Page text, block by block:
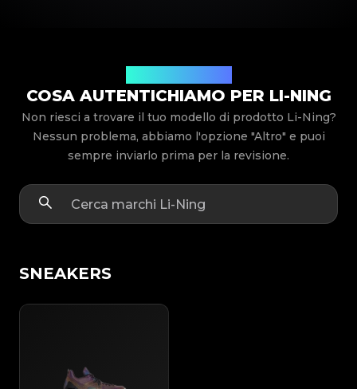
COSA AUTENTICHIAMO PER LI-NING
Non riesci a trovare il tuo modello di prodotto Li-Ning?
Nessun problema, abbiamo l'opzione "Altro" e puoi
sempre inviarlo prima per la revisione.
SNEAKERS